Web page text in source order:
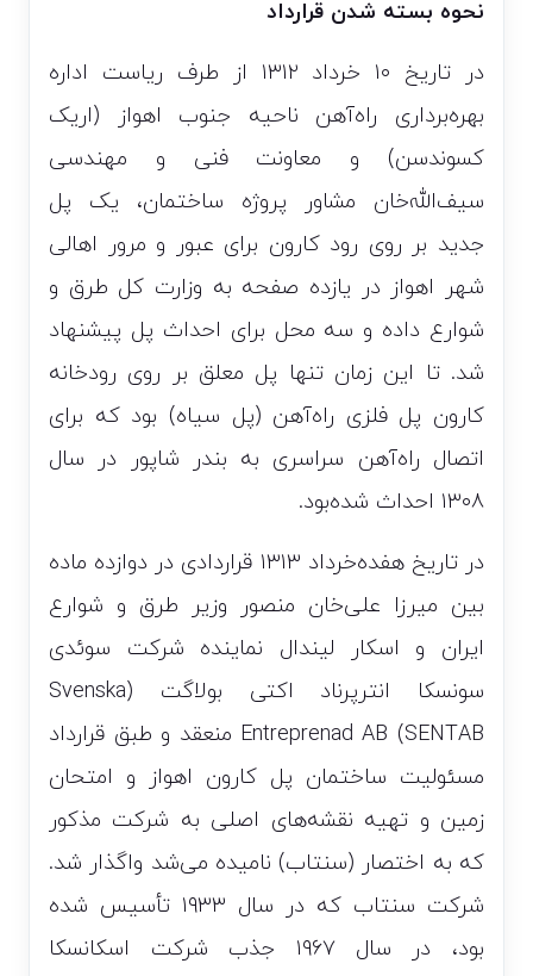
نحوه بسته شدن قرارداد
در تاریخ ۱۰ خرداد ۱۳۱۲ از طرف ریاست اداره
بهره‌برداری راه‌آهن ناحیه جنوب اهواز (اریک
کسوندسن) و معاونت فنی و مهندسی
سیف‌الله‌خان مشاور پروژه ساختمان، یک پل
جدید بر روی رود کارون برای عبور و مرور اهالی
شهر اهواز در یازده صفحه به وزارت کل طرق و
شوارع داده و سه محل برای احداث پل پیشنهاد
شد. تا این زمان تنها پل معلق بر روی رودخانه
کارون پل فلزی راه‌آهن (پل سیاه) بود که برای
اتصال راه‌آهن سراسری به بندر شاپور در سال
۱۳۰۸ احداث شده‌بود.
در تاریخ هفده‌خرداد ۱۳۱۳ قراردادی در دوازده ماده
بین میرزا علی‌خان منصور وزیر طرق و شوارع
ایران و اسکار لیندال نماینده شرکت سوئدی
سونسکا انترپرناد اکتی بولاگت (Svenska
Entreprenad AB (SENTAB منعقد و طبق قرارداد
مسئولیت ساختمان پل کارون اهواز و امتحان
زمین و تهیه نقشه‌های اصلی به شرکت مذکور
که به اختصار (سنتاب) نامیده می‌شد واگذار شد.
شرکت سنتاب که در سال ۱۹۳۳ تأسیس شده
بود، در سال ۱۹۶۷ جذب شرکت اسکانسکا